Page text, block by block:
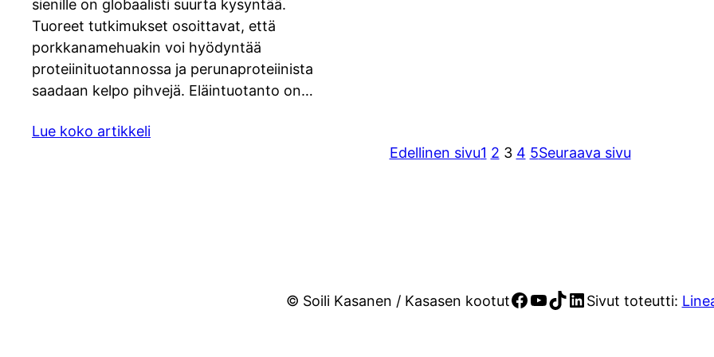
sienille on globaalisti suurta kysyntää.
Tuoreet tutkimukset osoittavat, että
porkkanamehuakin voi hyödyntää
proteiinituotannossa ja perunaproteiinista
saadaan kelpo pihvejä. Eläintuotanto on…
Lue koko artikkeli
Edellinen sivu1 2 3 4 5Seuraava sivu
© Soili Kasanen / Kasasen kootutFacebook
YouTube
TikTok
LinkedIn
Sivut toteutti: